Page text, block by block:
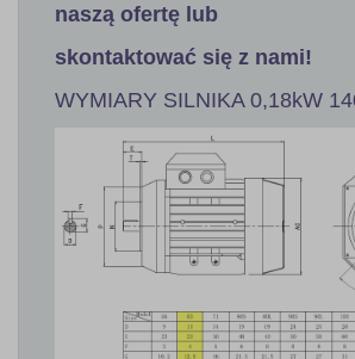
naszą ofertę lub
skontaktować się z nami!
WYMIARY SILNIKA 0,18kW